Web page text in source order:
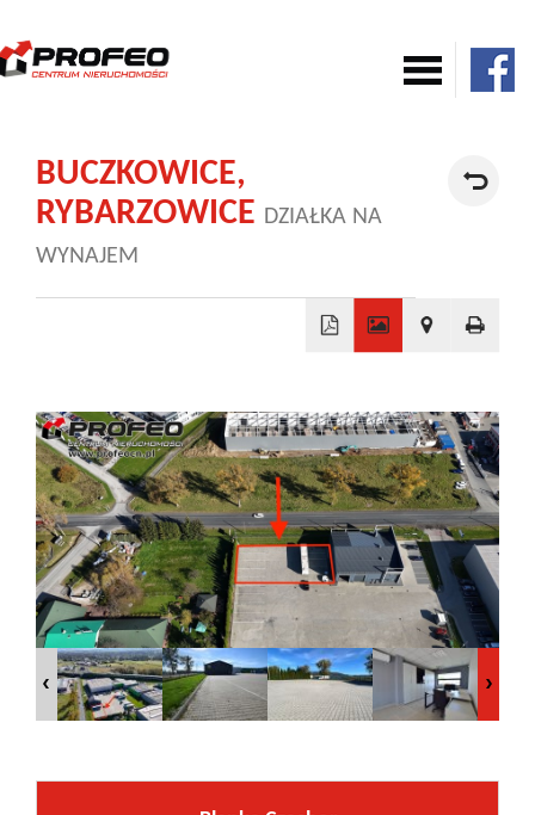
Komercja
Nowe
Inwestycje
PROMOCJE
BUCZKOWICE,
RYBARZOWICE DZIAŁKA NA
WYNAJEM
−